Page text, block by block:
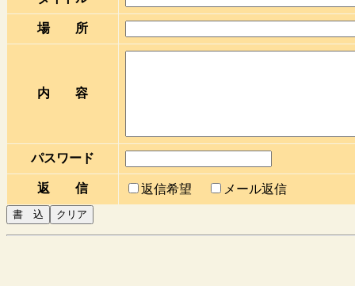
場 所
内 容
パスワード
返 信 返信希望 メール返信